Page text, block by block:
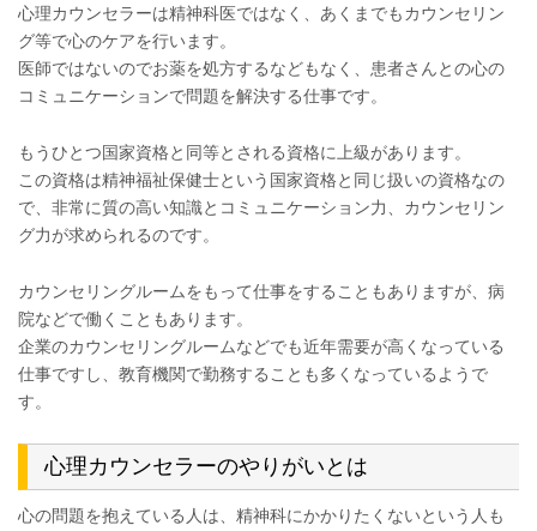
心理カウンセラーは精神科医ではなく、あくまでもカウンセリン
グ等で心のケアを行います。
医師ではないのでお薬を処方するなどもなく、患者さんとの心の
コミュニケーションで問題を解決する仕事です。
もうひとつ国家資格と同等とされる資格に上級があります。
この資格は精神福祉保健士という国家資格と同じ扱いの資格なの
で、非常に質の高い知識とコミュニケーション力、カウンセリン
グ力が求められるのです。
カウンセリングルームをもって仕事をすることもありますが、病
院などで働くこともあります。
企業のカウンセリングルームなどでも近年需要が高くなっている
仕事ですし、教育機関で勤務することも多くなっているようで
す。
心理カウンセラーのやりがいとは
心の問題を抱えている人は、精神科にかかりたくないという人も